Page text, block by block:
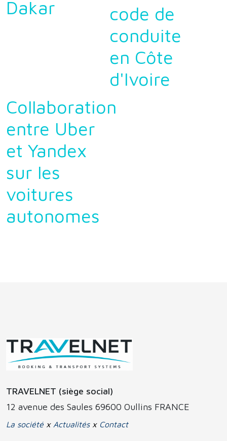
Dakar
code de
conduite
en Côte
d'Ivoire
Collaboration
entre Uber
et Yandex
sur les
voitures
autonomes
TRAVELNET (siège social)
12 avenue des Saules 69600 Oullins FRANCE
La société x Actualitésx Contact